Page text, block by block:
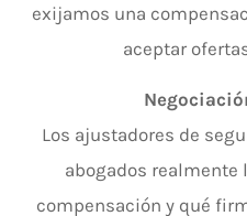
exijamos una
aceptar
Los ajustadores de
abogados
compensación y qué